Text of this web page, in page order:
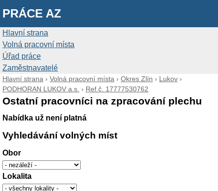
PRÁCE AZ
Hlavní strana
Volná pracovní místa
Úřad práce
Zaměstnavatelé
Hlavní strana › Volná pracovní místa › Okres Zlín › Lukov ›
PODHORAN LUKOV a.s. › Ref.č. 17777530762
Ostatní pracovníci na zpracování plechu
Nabídka už není platná
Vyhledávání volných míst
Obor
Lokalita